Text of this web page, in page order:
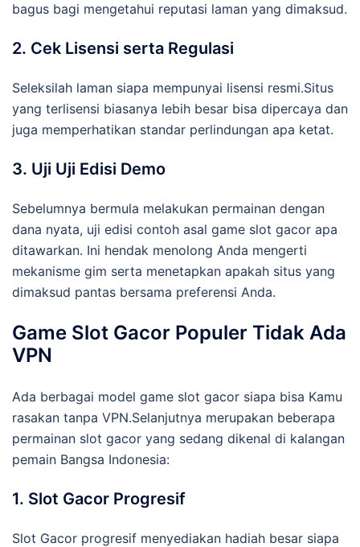
bagus bagi mengetahui reputasi laman yang dimaksud.
2. Cek Lisensi serta Regulasi
Seleksilah laman siapa mempunyai lisensi resmi.Situs
yang terlisensi biasanya lebih besar bisa dipercaya dan
juga memperhatikan standar perlindungan apa ketat.
3. Uji Uji Edisi Demo
Sebelumnya bermula melakukan permainan dengan
dana nyata, uji edisi contoh asal game slot gacor apa
ditawarkan. Ini hendak menolong Anda mengerti
mekanisme gim serta menetapkan apakah situs yang
dimaksud pantas bersama preferensi Anda.
Game Slot Gacor Populer Tidak Ada
VPN
Ada berbagai model game slot gacor siapa bisa Kamu
rasakan tanpa VPN.Selanjutnya merupakan beberapa
permainan slot gacor yang sedang dikenal di kalangan
pemain Bangsa Indonesia:
1. Slot Gacor Progresif
Slot Gacor progresif menyediakan hadiah besar siapa